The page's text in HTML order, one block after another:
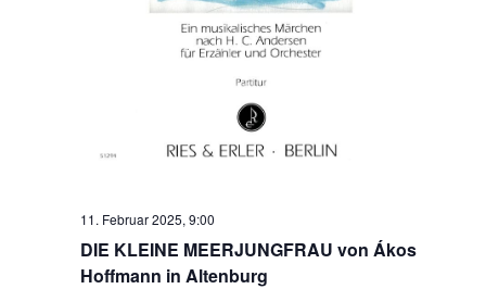
DIE KLEINE MEERJUNGFRAU von Ákos
Hoffmann in Altenburg
11. Februar 2025, 9:00